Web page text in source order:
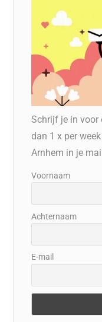
Schrijf je in voor
dan 1 x per
Arnhem in je
Voornaam
Achternaam
E-mail